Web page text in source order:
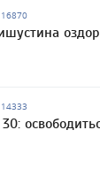
16870
14333